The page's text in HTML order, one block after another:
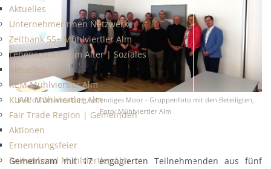
Aktuelles
Unternehmerinnen Netzwerk
Zeitbank 55+ Mühlviertler Alm
Lebensqualität im Alter | Soziales
Aktuelles
KEM Mühlviertler Alm
KLAR! Mühlviertler Alm
Fair Trade Region | Gemeinden
Aktionen
Ernennungsfeier
Reitverband Mühlviertler Alm
Kick off Veranstaltung Lebendiges Moor - Gruppenfoto mit den Beteiligten,
Foto: Mühlviertler Alm
Gemeinsam mit 17 engagierten Teilnehmenden aus fünf